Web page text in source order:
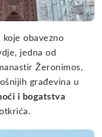
obavezno
jedna od
Žeronimos,
građevina u
i bogatstva